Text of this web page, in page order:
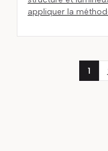
appliquer la
1